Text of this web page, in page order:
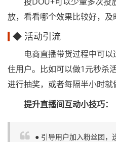
放，看看哪个效果比较好，及
◆ 活动引流
电商直播带货过程中可以
住用户。比如可以做1元秒杀
进行抽奖，或者每隔半小时就
提升直播间互动小技巧：
● 引导用户加入粉丝团，